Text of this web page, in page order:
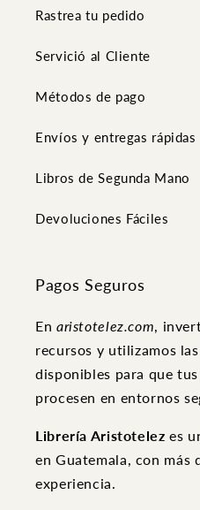
Rastrea tu pedido
Servició al Cliente
Métodos de pago
Envíos y entregas rápidas
Libros de Segunda Mano
Devoluciones Fáciles
Pagos Seguros
En aristotelez.com,
recursos y utilizamos
disponibles para que
procesen en entornos
Librería Aristotelezes
en Guatemala, con más
experiencia.